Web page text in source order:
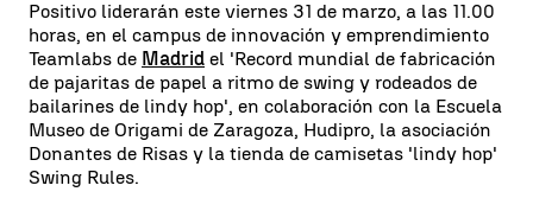
Positivo liderarán este viernes 31 de marzo, a las 11.00
horas, en el campus de innovación y emprendimiento
Teamlabs de Madrid el 'Record mundial de fabricación
de pajaritas de papel a ritmo de swing y rodeados de
bailarines de lindy hop', en colaboración con la Escuela
Museo de Origami de Zaragoza, Hudipro, la asociación
Donantes de Risas y la tienda de camisetas 'lindy hop'
Swing Rules.